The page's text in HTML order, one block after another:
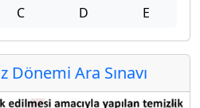
C D E
Dönemi Ara Sınavı